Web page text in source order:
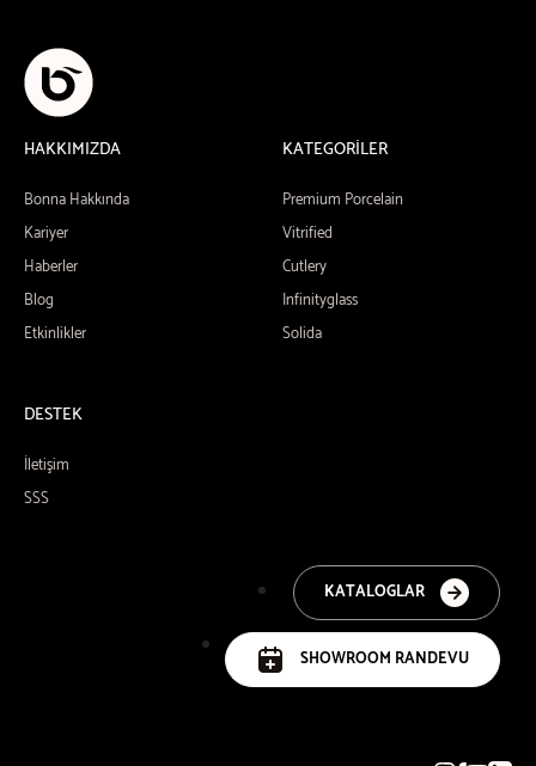
HAKKIMIZDA
Bonna Hakkında
Kariyer
Haberler
Blog
Etkinlikler
KATEGORİLER
Premium Porcelain
Vitrified
Cutlery
Infinityglass
Solida
DESTEK
İletişim
SSS
KATALOGLAR
SHOWROOM RANDEVU